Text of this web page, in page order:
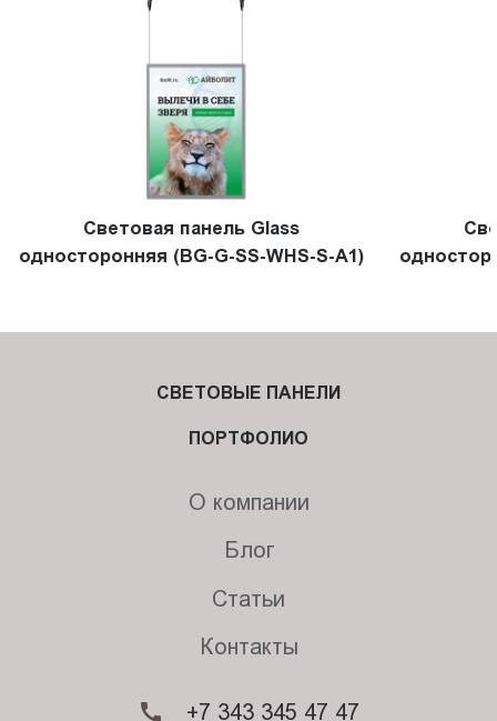
Световая панель Glass
односторонняя (BG-G-SS-WHS-S-A1)
СВЕТОВЫЕ ПАНЕЛИ
ПОРТФОЛИО
О компании
Блог
Статьи
Контакты
+7 343 345 47 47